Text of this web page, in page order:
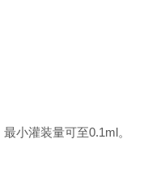
小灌装量可至0.1ml。